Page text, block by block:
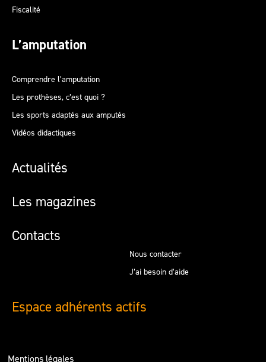
Fiscalité
L’amputation
Comprendre l’amputation
Les prothèses, c’est quoi ?
Les sports adaptés aux amputés
Vidéos didactiques
Actualités
Les magazines
Contacts
Nous contacter
J’ai besoin d’aide
Espace adhérents actifs
Mentions légales